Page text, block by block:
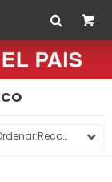
Recomendados